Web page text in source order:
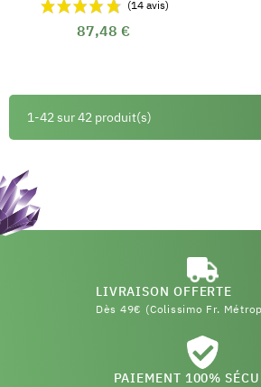
87,48 €
1-42 sur 42 produit(s)
LIVRAISON OFFERTE
Dès 49€ (Colissimo Fr.
PAIEMENT 100%